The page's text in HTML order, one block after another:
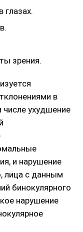
зрения.
в
ухудшение
и нарушение
лица с данным
бинокулярного
нарушение